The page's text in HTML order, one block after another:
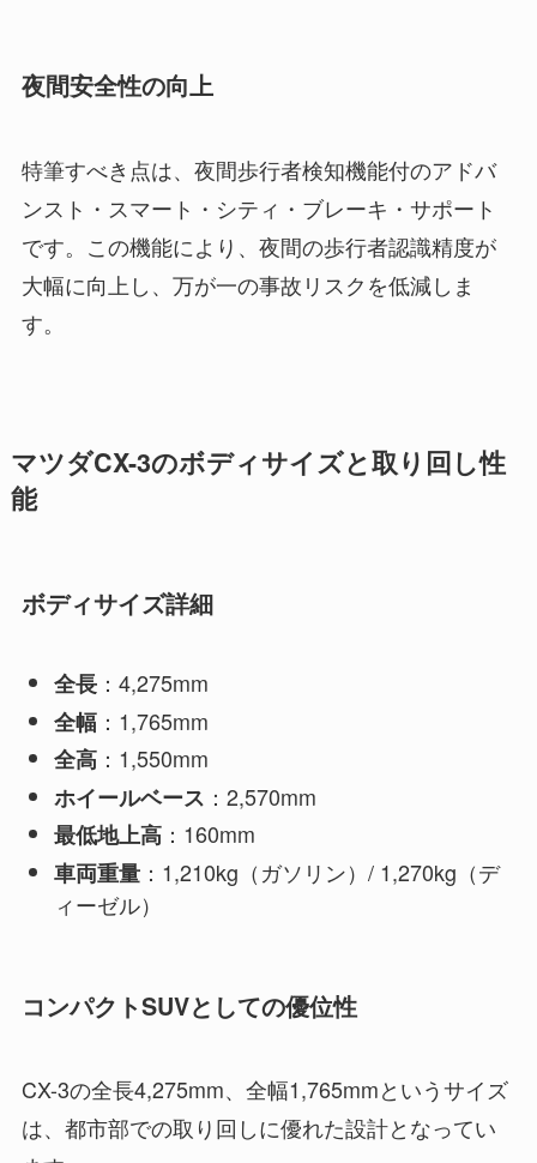
夜間安全性の向上
特筆すべき点は、夜間歩行者検知機能付のアドバ
ンスト・スマート・シティ・ブレーキ・サポート
です。この機能により、夜間の歩行者認識精度が
大幅に向上し、万が一の事故リスクを低減しま
す。
マツダCX-3のボディサイズと取り回し性
能
ボディサイズ詳細
全長：4,275mm
全幅：1,765mm
全高：1,550mm
ホイールベース ：2,570mm
最低地上高：160mm
車両重量：1,210kg（ガソリン）/ 1,270kg（デ
ィーゼル）
コンパクトSUVとしての優位性
CX-3の全長4,275mm、全幅1,765mmというサイズ
は、都市部での取り回しに優れた設計となってい